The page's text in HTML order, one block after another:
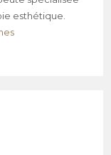
esthétique.